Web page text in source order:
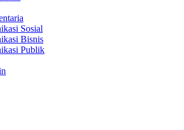
Sosial
Bisnis
Publik